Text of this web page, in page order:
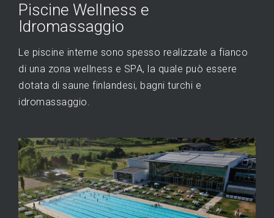
Piscine Wellness e
Idromassaggio
Le piscine interne sono spesso realizzate a fianco
di una zona wellness e SPA, la quale può essere
dotata di saune finlandesi, bagni turchi e
idromassaggio.